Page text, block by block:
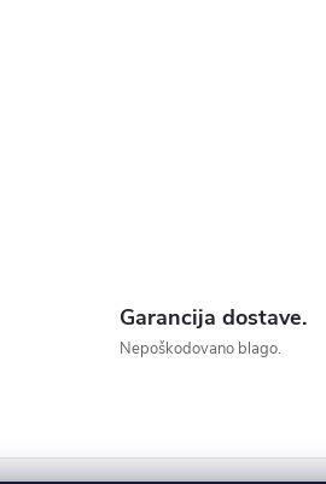
Garancija dostave.
Nepoškodovano blago.